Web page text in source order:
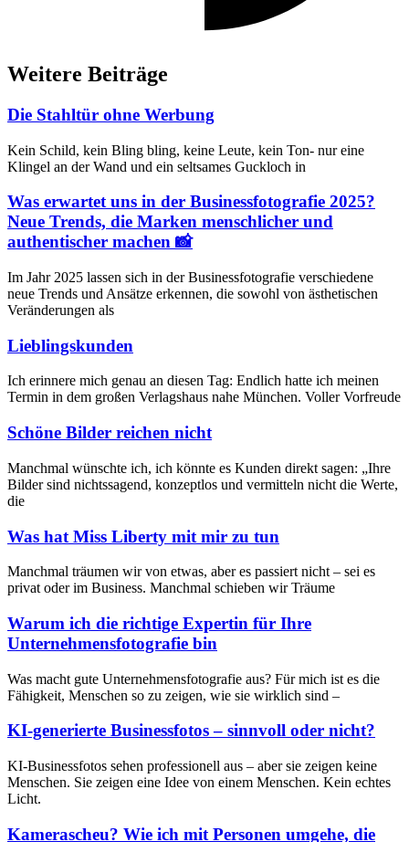
Weitere Beiträge
Die Stahltür ohne Werbung
Kein Schild, kein Bling bling, keine Leute, kein Ton- nur eine
Klingel an der Wand und ein seltsames Guckloch in
Was erwartet uns in der Business­fotografie 2025?
Neue Trends, die Marken menschlicher und
authentischer machen 📸
Im Jahr 2025 lassen sich in der Businessfotografie verschiedene
neue Trends und Ansätze erkennen, die sowohl von ästhetischen
Veränderungen als
Lieblings­kunden
Ich erinnere mich genau an diesen Tag: Endlich hatte ich meinen
Termin in dem großen Verlagshaus nahe München. Voller Vorfreude
Schöne Bilder reichen nicht
Manchmal wünschte ich, ich könnte es Kunden direkt sagen: „Ihre
Bilder sind nichtssagend, konzeptlos und vermitteln nicht die Werte,
die
Was hat Miss Liberty mit mir zu tun
Manchmal träumen wir von etwas, aber es passiert nicht – sei es
privat oder im Business. Manchmal schieben wir Träume
Warum ich die richtige Expertin für Ihre
Unternehmens­fotografie bin
Was macht gute Unternehmensfotografie aus? Für mich ist es die
Fähigkeit, Menschen so zu zeigen, wie sie wirklich sind –
KI-generierte Businessfotos – sinnvoll oder nicht?
KI-Businessfotos sehen professionell aus – aber sie zeigen keine
Menschen. Sie zeigen eine Idee von einem Menschen. Kein echtes
Licht.
Kamerascheu? Wie ich mit Personen umgehe, die